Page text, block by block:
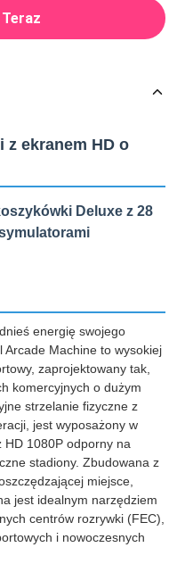
ekranem HD o
Deluxe z 28
energię swojego
Arcade Machine to wysokiej
zaprojektowany tak,
komercyjnych o dużym
strzelanie fizyczne z
jest wyposażony w
1080P odporny na
stadiony. Zbudowana z
miejsce,
jest idealnym narzędziem
centrów rozrywki (FEC),
i nowoczesnych